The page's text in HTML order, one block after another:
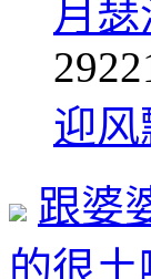
月
29
迎风
跟婆
的很土